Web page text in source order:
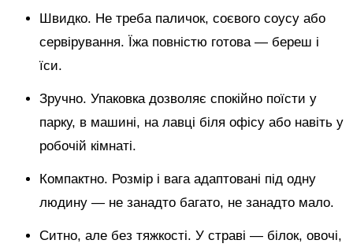
Швидко. Не треба паличок, соєвого соусу або
сервірування. Їжа повністю готова — береш і
їси.
Зручно. Упаковка дозволяє спокійно поїсти у
парку, в машині, на лавці біля офісу або навіть у
робочій кімнаті.
Компактно. Розмір і вага адаптовані під одну
людину — не занадто багато, не занадто мало.
Ситно, але без тяжкості. У страві — білок, овочі,